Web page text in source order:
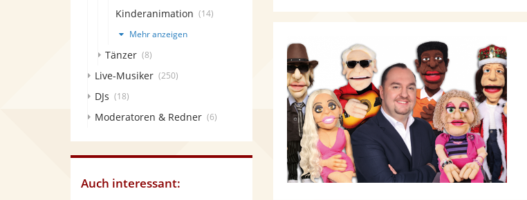
Kinderanimation (14)
Mehr anzeigen
Tänzer (8)
Live-Musiker (250)
DJs (18)
Moderatoren & Redner (6)
Auch interessant: